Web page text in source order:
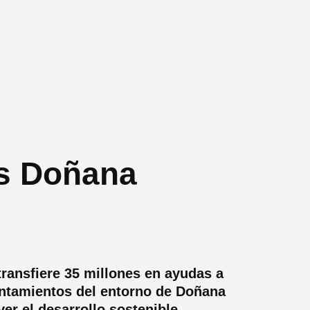
Doñana
35 millones en ayudas a
del entorno de Doñana